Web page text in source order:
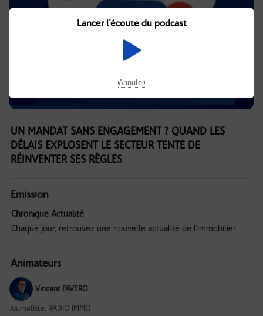
UN MANDAT SANS ENGAGEMENT ? QUAND LES
DÉLAIS EXPLOSENT LE SECTEUR TENTE DE
RÉINVENTER SES RÈGLES
Emission
Chronique Actualité
Chaque jour, retrouvez une nouvelle actualité de l'immobilier
Animateurs
Vincent FAVERO
Journaliste, RADIO IMMO
Lancer l'écoute du podcast
Annuler